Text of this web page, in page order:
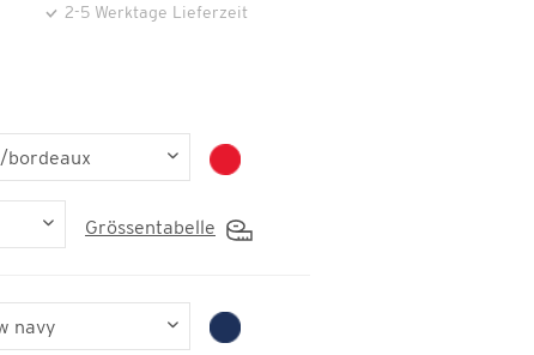
2-5 Werktage Lieferzeit
Grössentabelle